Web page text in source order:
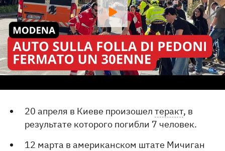
20 апреля в Киеве произошелтеракт, в
результате которого погибли 7 человек.
12 марта в американском штате Мичиган